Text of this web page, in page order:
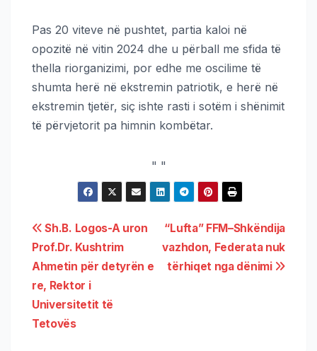
Pas 20 viteve në pushtet, partia kaloi në
opozitë në vitin 2024 dhe u përball me sfida të
thella riorganizimi, por edhe me oscilime të
shumta herë në ekstremin patriotik, e herë në
ekstremin tjetër, siç ishte rasti i sotëm i shënimit
të përvjetorit pa himnin kombëtar.
" "
“Lufta” FFM–Shkëndija
vazhdon, Federata nuk
tërhiqet nga dënimi
Sh.B. Logos-A uron
Prof.Dr. Kushtrim
Ahmetin për detyrën e
re, Rektor i
Universitetit të
Tetovës